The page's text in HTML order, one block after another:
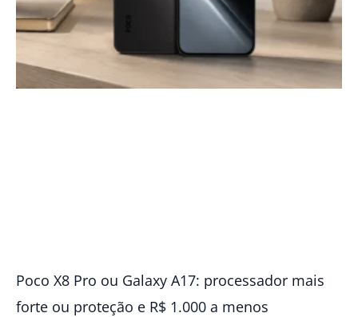
Poco X8 Pro ou Galaxy A17: processador mais
forte ou proteção e R$ 1.000 a menos